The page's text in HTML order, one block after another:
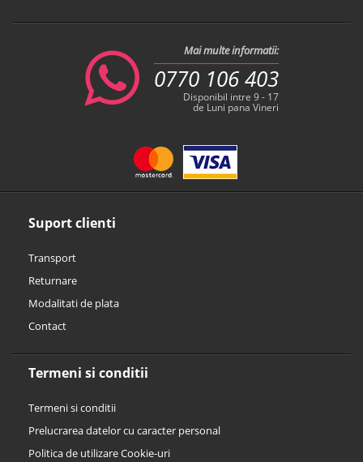
Suport clienti
Transport
Returnare
Modalitati de plata
Contact
Termeni si conditii
Termeni si conditii
Prelucrarea datelor cu caracter personal
Politica de utilizare Cookie-uri
Mai multe informatii:
0770 106 403
Disponibil intre 9 - 17
de Luni pana Vineri